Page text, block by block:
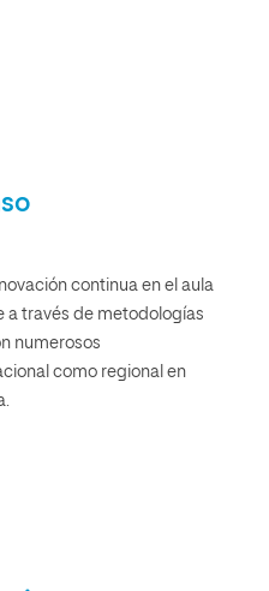
continua en el aula
a través de metodologías
numerosos
como regional en